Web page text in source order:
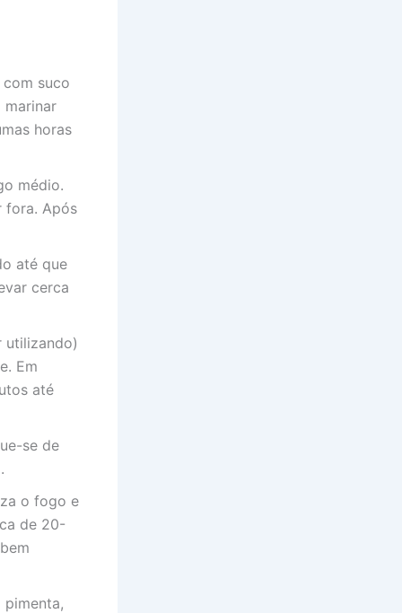
suco
marinar
horas
médio.
fora. Após
até que
cerca
utilizando)
Em
até
se de
o fogo e
de 20-